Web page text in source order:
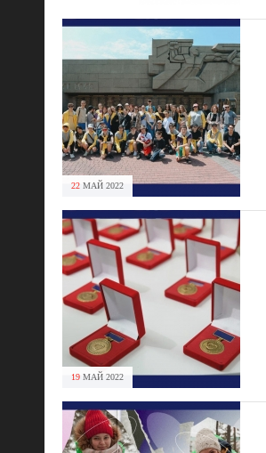
22 МАЙ 2022
19 МАЙ 2022